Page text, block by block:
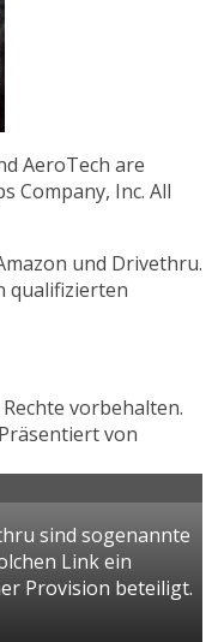
AeroTech are
Company, Inc. All
und Drivethru.
qualifizierten
Rechte vorbehalten.
von
sind sogenannte
Link ein
Provision beteiligt.